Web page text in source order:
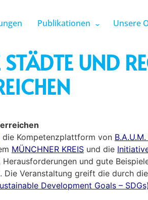
Publikationen Unsere
UND
die Kompetenzplattform von B.A.U.M.
MÜNCHNER KREIS und die
und gute
Veranstaltung greift die durch
Development Goals – SDGs)